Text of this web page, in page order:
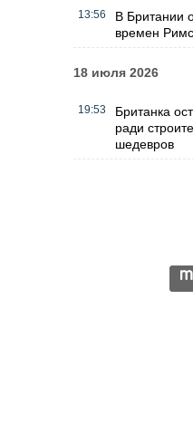
13:56
В Британии
времен
18 июля 2026
19:53
Британка
ради
шедевров